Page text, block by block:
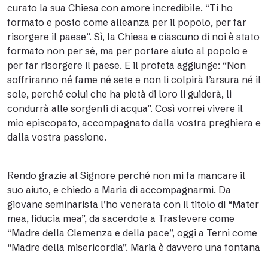
curato la sua Chiesa con amore incredibile. “Ti ho
formato e posto come alleanza per il popolo, per far
risorgere il paese”. Sì, la Chiesa e ciascuno di noi è stato
formato non per sé, ma per portare aiuto al popolo e
per far risorgere il paese. E il profeta aggiunge: “Non
soffriranno né fame né sete e non li colpirà l’arsura né il
sole, perché colui che ha pietà di loro li guiderà, li
condurrà alle sorgenti di acqua”. Così vorrei vivere il
mio episcopato, accompagnato dalla vostra preghiera e
dalla vostra passione.
Rendo grazie al Signore perché non mi fa mancare il
suo aiuto, e chiedo a Maria di accompagnarmi. Da
giovane seminarista l’ho venerata con il titolo di “Mater
mea, fiducia mea”, da sacerdote a Trastevere come
“Madre della Clemenza e della pace”, oggi a Terni come
“Madre della misericordia”. Maria è davvero una fontana